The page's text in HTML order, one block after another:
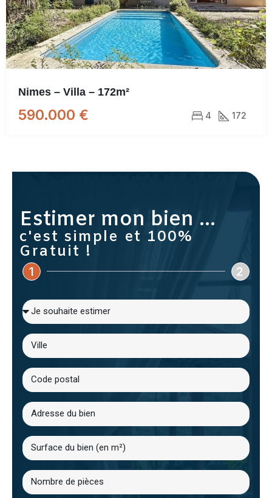
Nimes – Villa – 172m²
590.000 € 4 172
Estimer mon bien ...
c'est simple et 100%
Gratuit !
1 2